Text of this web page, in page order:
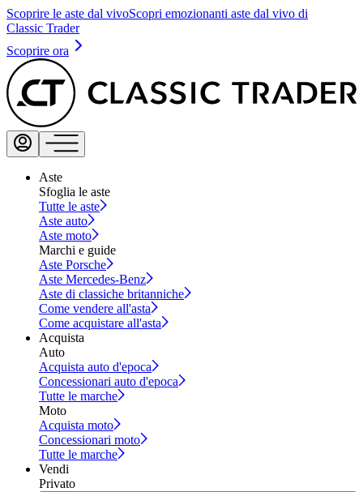
Scoprire le aste dal vivoScopri emozionanti aste dal vivo di
Classic Trader
Scoprire ora
Aste
Sfoglia le aste
Tutte le aste
Aste auto
Aste moto
Marchi e guide
Aste Porsche
Aste Mercedes-Benz
Aste di classiche britanniche
Come vendere all'asta
Come acquistare all'asta
Acquista
Auto
Acquista auto d'epoca
Concessionari auto d'epoca
Tutte le marche
Moto
Acquista moto
Concessionari moto
Tutte le marche
Vendi
Privato